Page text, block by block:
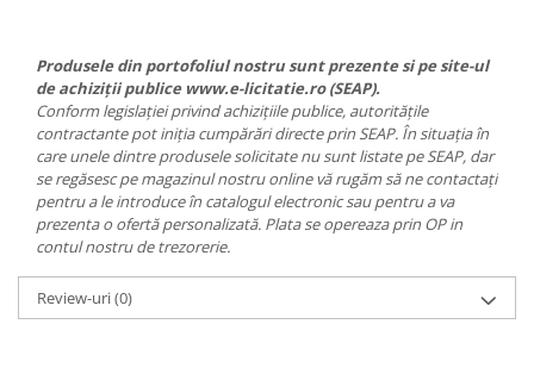
Produsele din portofoliul nostru sunt prezente si pe site-ul
de achiziții publice www.e-licitatie.ro (SEAP).
Conform legislației privind achizițiile publice, autoritățile
contractante pot iniția cumpărări directe prin SEAP. În situația în
care unele dintre produsele solicitate nu sunt listate pe SEAP, dar
se regăsesc pe magazinul nostru online vă rugăm să ne contactați
pentru a le introduce în catalogul electronic sau pentru a va
prezenta o ofertă personalizată. Plata se opereaza prin OP in
contul nostru de trezorerie.
Review-uri(0)